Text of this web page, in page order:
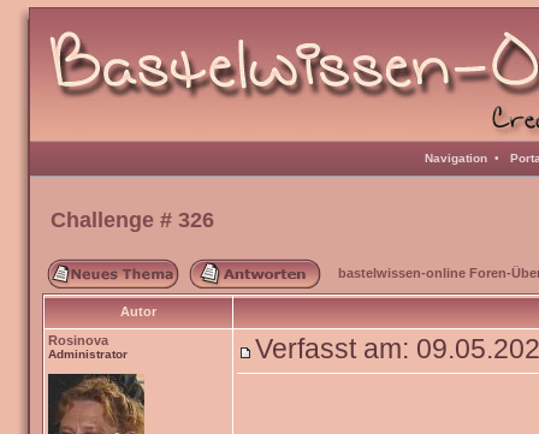
Navigation •
Challenge # 326
bastelwissen-online Foren-
Autor
Rosinova
Administrator Verfasst am: